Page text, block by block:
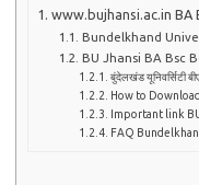
www.bujhansi.ac.in BA
Bundelkhand
BU Jhansi BA Bsc
बुंदेलखंड यूनिवर्सिटी
How to
Important link
FAQ